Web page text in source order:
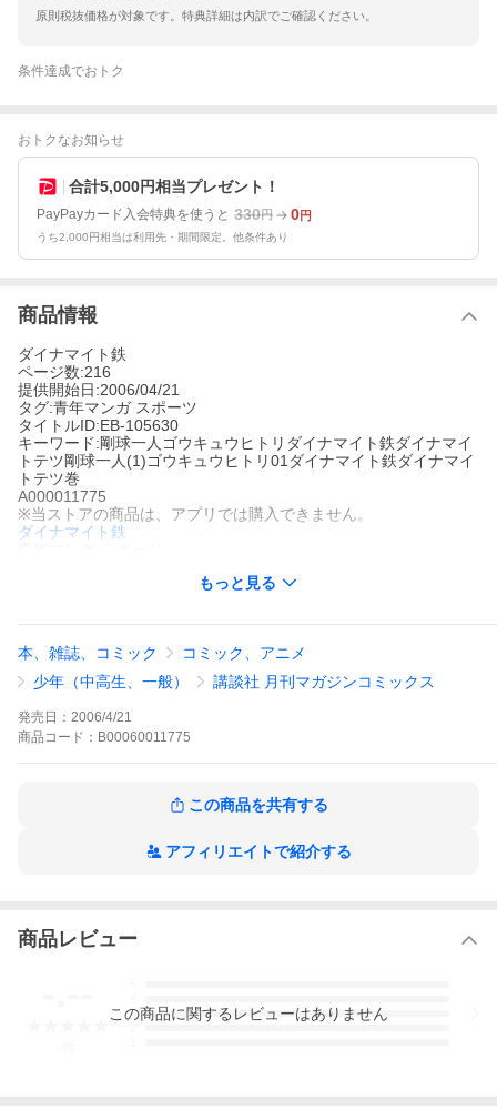
原則税抜価格が対象です。特典詳細は内訳でご確認ください。
条件達成でおトク
おトクなお知らせ
合計5,000円相当プレゼント！
PayPayカード入会特典を使うと 330円 0円
うち2,000円相当は利用先・期間限定。他条件あり
商品情報
ダイナマイト鉄
ページ数:216
提供開始日:2006/04/21
タグ:青年マンガ スポーツ
タイトルID:EB-105630
キーワード:剛球一人ゴウキュウヒトリダイナマイト鉄ダイナマイ
トテツ剛球一人(1)ゴウキュウヒトリ01ダイナマイト鉄ダイナマイ
トテツ巻
A000011775
※当ストアの商品は、アプリでは購入できません。
ダイナマイト鉄
た、日系外国人投手・武田剛球。名前の通りの剛球で初登板初勝
マンガ!!
剛球一人の作品をもっと見る
もっと見る
本、雑誌、コミック
コミック、アニメ
少年（中高生、一般）
講談社 月刊マガジンコミックス
発売日： 2006/4/21
商品 コード： B00060011775
この商品を共有する
アフィリエイトで紹介する
商品レビュー
3
この商品に関するレビューはありません